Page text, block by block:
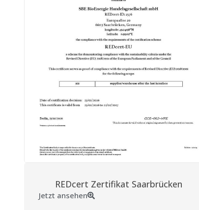
REDcert Zertifikat Saarbrücken
Jetzt ansehen